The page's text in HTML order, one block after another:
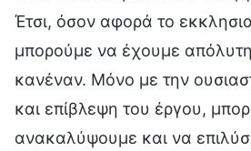
Έτσι, όσον αφορά το
μπορούμε να έχουμε
κανέναν. Μόνο με την
και επίβλεψη του έργου,
ανακαλύψουμε και να